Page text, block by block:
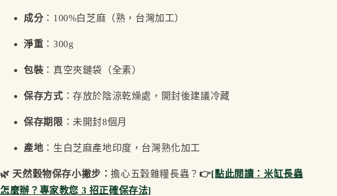
成分：100%白芝麻（熟，台灣加工）
淨重 ：300g
包裝 ：真空夾鏈袋（全素）
保存方式 ：存放於陰涼乾燥處，開封後建議冷藏
保存期限 ：未開封8個月
產地 ：生白芝麻產地印度，台灣熟化加工
🌿 天然穀物保存小撇步：擔心五穀雜糧長蟲？ 👉[點此閱讀：米缸長蟲
怎麼辦？專家教您 3 招正確保存法]